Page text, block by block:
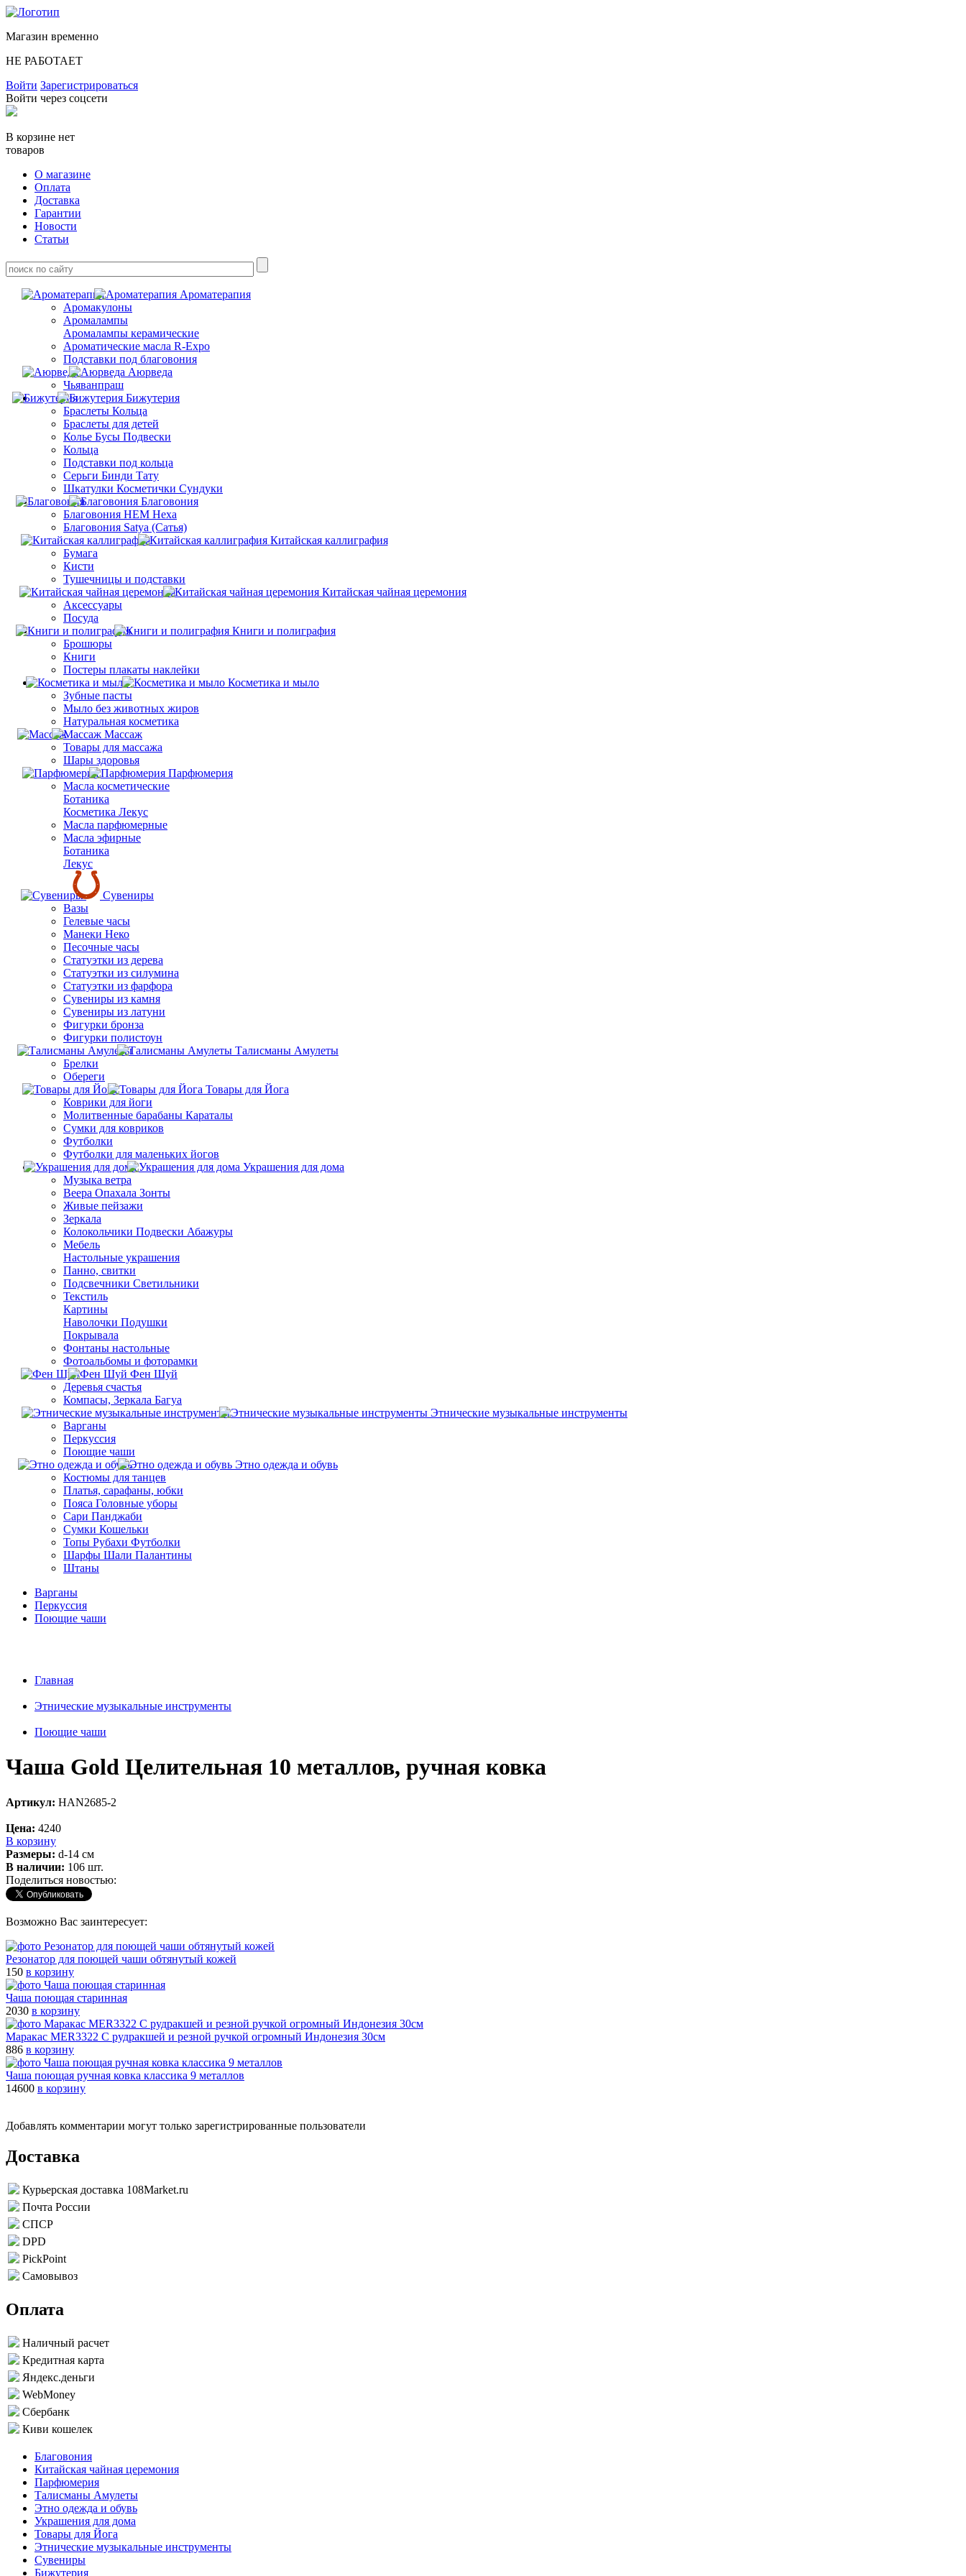
Магазин временно
НЕ РАБОТАЕТ
Войти Зарегистрироваться
Войти через соцсети
В корзине нет
товаров
О магазине
Оплата
Доставка
Гарантии
Новости
Статьи
Ароматерапия
Аромакулоны
Аромалампы
Aромалампы керамические
Ароматические масла R-Expo
Подставки под благовония
Аюрведа
Чьяванпраш
Бижутерия
Браслеты Кольца
Браслеты для детей
Колье Бусы Подвески
Кольца
Подставки под кольца
Серьги Бинди Тату
Шкатулки Косметички Сундуки
Благовония
Благовония HEM Hexa
Благовония Satya (Сатья)
Китайская каллиграфия
Бумага
Кисти
Тушечницы и подставки
Китайская чайная церемония
Аксессуары
Посуда
Книги и полиграфия
Брошюры
Книги
Постеры плакаты наклейки
Косметика и мыло
Зубные пасты
Мыло без животных жиров
Натуральная косметика
Массаж
Товары для массажа
Шары здоровья
Парфюмерия
Масла косметические
Ботаника
Косметика Лекус
Масла парфюмерные
Масла эфирные
Ботаника
Лекус
Сувениры
Вазы
Гелевые часы
Манеки Неко
Песочные часы
Статуэтки из дерева
Статуэтки из силумина
Статуэтки из фарфора
Сувениры из камня
Сувениры из латуни
Фигурки бронза
Фигурки полистоун
Талисманы Амулеты
Брелки
Обереги
Товары для Йога
Коврики для йоги
Молитвенные барабаны Караталы
Сумки для ковриков
Футболки
Футболки для маленьких йогов
Украшения для дома
Музыка ветра
Веера Опахала Зонты
Живые пейзажи
Зеркала
Колокольчики Подвески Абажуры
Мебель
Настольные украшения
Панно, свитки
Подсвечники Светильники
Текстиль
Картины
Наволочки Подушки
Покрывала
Фонтаны настольные
Фотоальбомы и фоторамки
Фен Шуй
Деревья счастья
Компасы, Зеркала Багуа
Этнические музыкальные инструменты
Варганы
Перкуссия
Поющие чаши
Этно одежда и обувь
Костюмы для танцев
Платья, сарафаны, юбки
Пояса Головные уборы
Сари Панджаби
Сумки Кошельки
Топы Рубахи Футболки
Шарфы Шали Палантины
Штаны
Варганы
Перкуссия
Поющие чаши
Главная
Этнические музыкальные инструменты
Поющие чаши
Чаша Gold Целительная 10 металлов, ручная ковка
Артикул: HAN2685-2
Цена: 4240
В корзину
Размеры: d-14 cм
В наличии: 106 шт.
Поделиться новостью:
Возможно Вас заинтересует:
Резонатор для поющей чаши обтянутый кожей
150 в корзину
Чаша поющая старинная
2030 в корзину
Маракас MER3322 C рудракшей и резной ручкой огромный Индонезия 30см
886 в корзину
Чаша поющая ручная ковка классика 9 металлов
14600 в корзину
Добавлять комментарии могут только зарегистрированные пользователи
Доставка
Курьерская доставка 108Market.ru
Почта России
СПСР
DPD
PickPoint
Самовывоз
Оплата
Наличный расчет
Кредитная карта
Яндекс.деньги
WebMoney
Сбербанк
Киви кошелек
Благовония
Китайская чайная церемония
Парфюмерия
Талисманы Амулеты
Этно одежда и обувь
Украшения для дома
Товары для Йога
Этнические музыкальные инструменты
Сувениры
Бижутерия